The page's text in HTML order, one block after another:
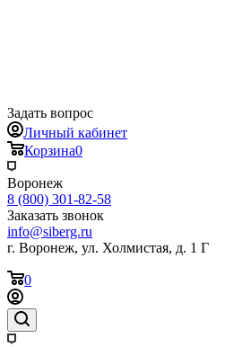
Задать вопрос
Личный кабинет
Корзина0
Воронеж
8 (800) 301-82-58
Заказать звонок
info@siberg.ru
г. Воронеж, ул. Холмистая, д. 1 Г
0